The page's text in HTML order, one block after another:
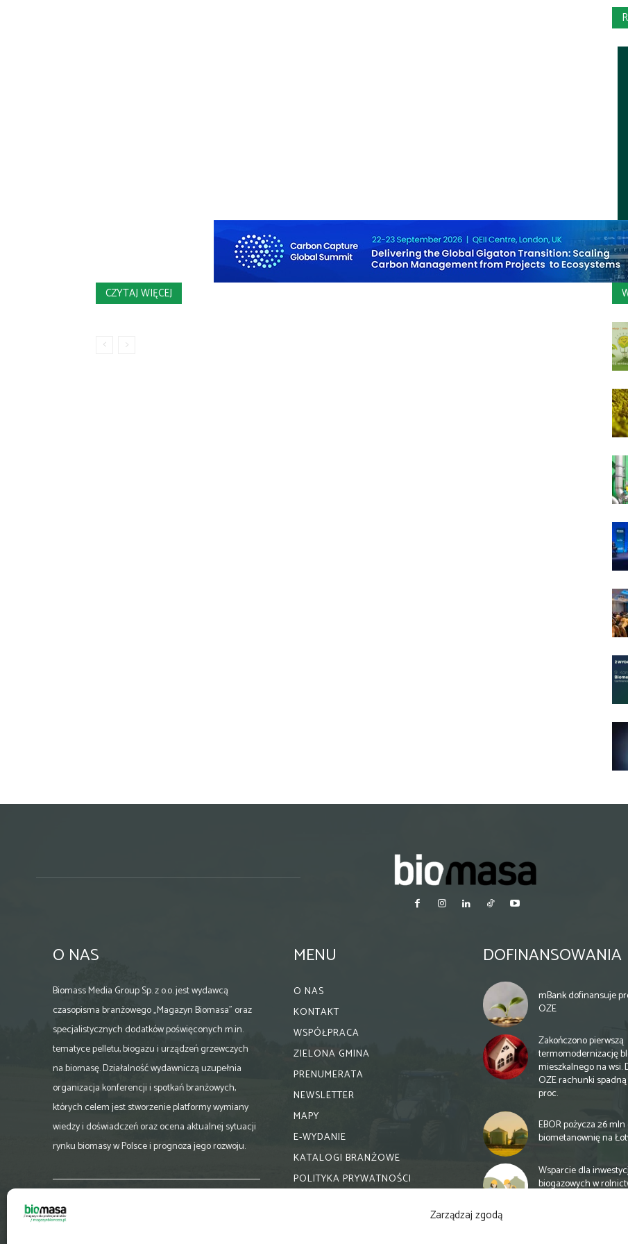
Zarządzaj zgodą
CZYTAJ WIĘCEJ
O NAS
Biomass Media Group Sp. z o.o. jest wydawcą
czasopisma branżowego „Magazyn Biomasa” oraz
specjalistycznych dodatków poświęconych m.in.
tematyce pelletu, biogazu i urządzeń grzewczych
na biomasę. Działalność wydawniczą uzupełnia
organizacja konferencji i spotkań branżowych,
których celem jest stworzenie platformy wymiany
wiedzy i doświadczeń oraz ocena aktualnej sytuacji
rynku biomasy w Polsce i prognoza jego rozwoju.
biuro@magazynbiomasa.pl
MENU
O NAS
KONTAKT
WSPÓŁPRACA
ZIELONA GMINA
PRENUMERATA
NEWSLETTER
MAPY
E-WYDANIE
KATALOGI BRANŻOWE
POLITYKA PRYWATNOŚCI
DOFINANSOWANIA
mBank dofinansuje
OZE
Zakończono pierwszą
termomodernizację
mieszkalnego na wsi.
OZE rachunki
proc.
EBOR pożycza 26
biometanownię na
Wsparcie dla
biogazowych w